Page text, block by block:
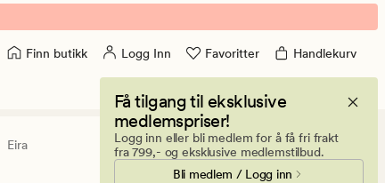
Finn butikk Logg Inn Favoritter Handlekurv
Få tilgang til eksklusive
medlemspriser!
Logg inn eller bli medlem for å få fri frakt
fra 799,- og eksklusive medlemstilbud.
Bli medlem / Logg inn
Eira
00